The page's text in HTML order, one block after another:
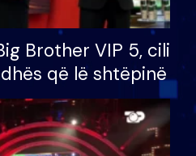
Brother VIP 5, cili
që lë shtëpinë